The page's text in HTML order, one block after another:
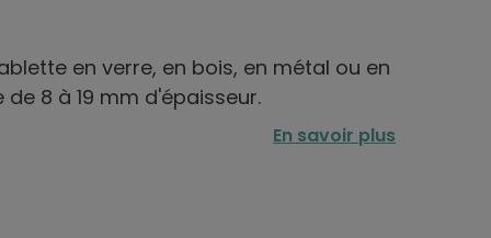
en verre, en bois, en métal ou en
8 à 19 mm d'épaisseur.
En savoir plus